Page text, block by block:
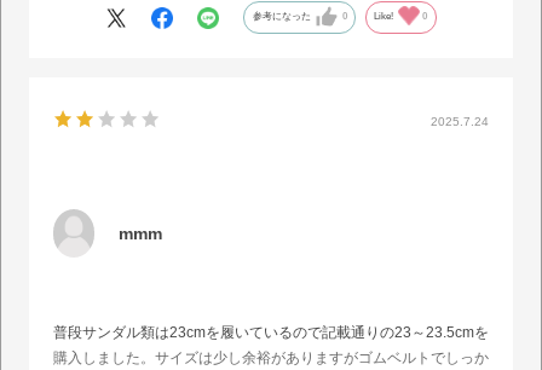
参考になった 0 Like! 0
2025.7.24
mmm
普段サンダル類は23cmを履いているので記載通りの23～23.5cmを
購入しました。サイズは少し余裕がありますがゴムベルトでしっか